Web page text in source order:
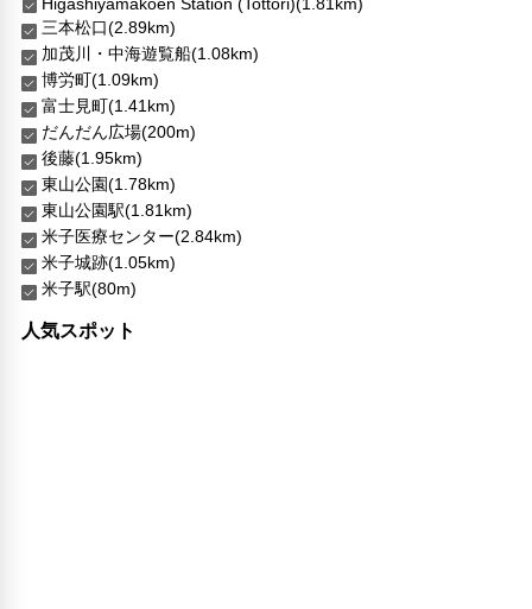
三本松口(2.89km)
加茂川・中海遊覧船(1.08km)
博労町(1.09km)
富士見町(1.41km)
だんだん広場(200m)
後藤(1.95km)
東山公園(1.78km)
東山公園駅(1.81km)
米子医療センター(2.84km)
米子城跡(1.05km)
米子駅(80m)
人気スポット